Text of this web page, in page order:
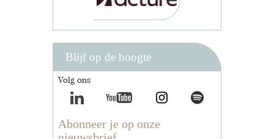
Blijf op de hoogte
Volg ons
Abonneer je op onze